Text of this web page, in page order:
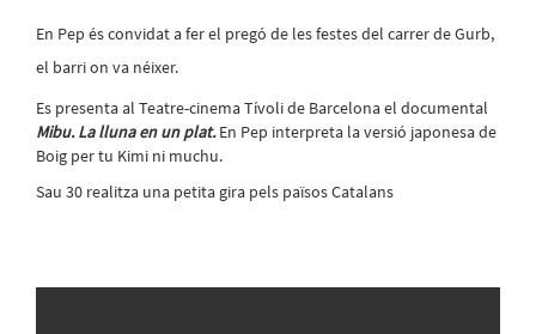
En Pep és convidat a fer el pregó de les festes del carrer de Gurb,
el barri on va néixer.
Es presenta al Teatre-cinema Tívoli de Barcelona el documental
Mibu. La lluna en un plat. En Pep interpreta la versió japonesa de
Boig per tu Kimi ni muchu.
Sau 30 realitza una petita gira pels països Catalans